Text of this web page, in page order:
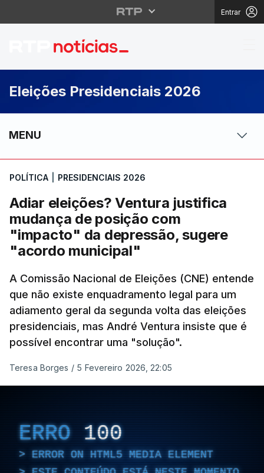
Entrar
Adiar eleições?
Eleições Presidenciais 2026
MENU
POLÍTICA PRESIDENCIAIS 2026
Adiar eleições? Ventura justifica
mudança de posição com
"impacto" da depressão, sugere
"acordo municipal"
A Comissão Nacional de Eleições (CNE) entende
que não existe enquadramento legal para um
adiamento geral da segunda volta das eleições
presidenciais, mas André Ventura insiste que é
possível encontrar uma "solução".
Teresa Borges / 5 Fevereiro 2026, 22:05
ERRO 100
ERROR ON HTML5 MEDIA ELEMENT